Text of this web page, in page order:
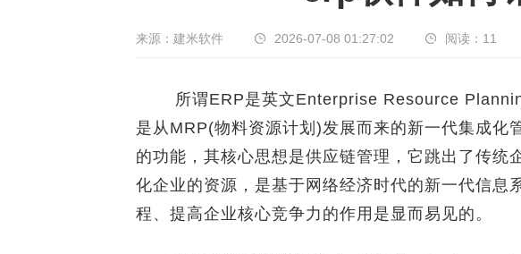
来源：建米软件 2026-07-08 01:27:02 阅读： 11
所谓ERP是英文Enterprise Resource
是从MRP(物料资源计划)发展而来的新一代集成化
的功能，其核心思想是供应链管理，它跳出了传统
化企业的资源，是基于网络经济时代的新一代信息
程、提高企业核心竞争力的作用是显而易见的。